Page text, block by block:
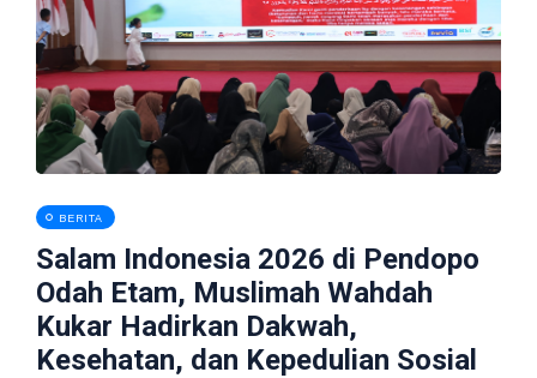
BERITA
Salam Indonesia 2026 di Pendopo
Odah Etam, Muslimah Wahdah
Kukar Hadirkan Dakwah,
Kesehatan, dan Kepedulian Sosial